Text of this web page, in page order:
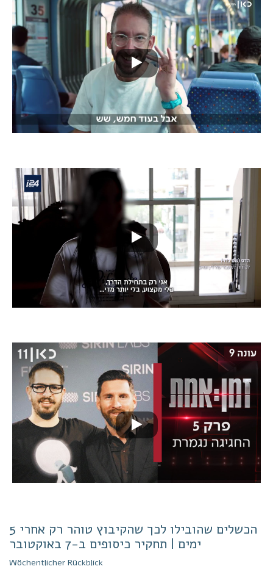
הכשלים שהובילו לכך שהקיבוץ טוהר רק אחרי 5
ימים | תחקיר כיסופים ב-7 באוקטובר
Wöchentlicher Rückblick